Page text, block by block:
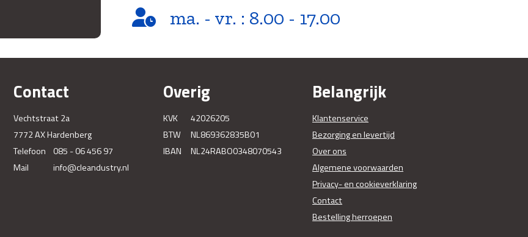
ma. - vr. : 8.00 - 17.00
Contact
Vechtstraat 2a
7772 AX Hardenberg
Telefoon 085 - 06 456 97
Mail
info@cleandustry.nl
Overig
KVK
42026205
BTW
NL869362835B01
IBAN
NL24RABO0348070543
Belangrijk
Klantenservice
Bezorging en levertijd
Over ons
Algemene voorwaarden
Privacy- en cookieverklaring
Contact
Bestelling herroepen